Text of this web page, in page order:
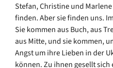
Stefan, Christine und
finden. Aber sie finden uns.
Sie kommen aus Buch, aus
aus Mitte, und sie kommen,
Angst um ihre Lieben in der
können. Zu ihnen gesellt